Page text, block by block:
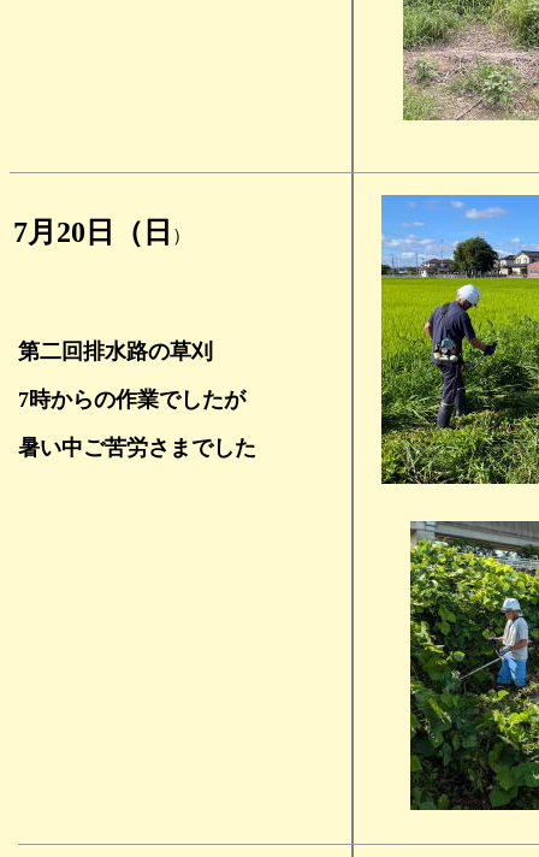
7月20日（日 ）
第二回排水路の草刈
7時からの作業でしたが
暑い中ご苦労さまでした